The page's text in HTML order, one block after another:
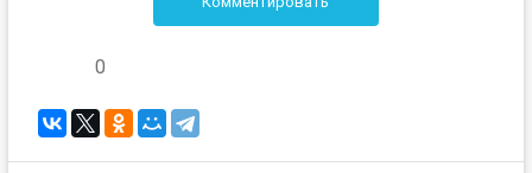
0